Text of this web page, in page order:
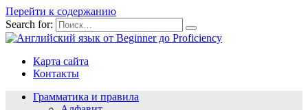
Перейти к содержанию
Search for:
Карта сайта
Контакты
Грамматика и правила